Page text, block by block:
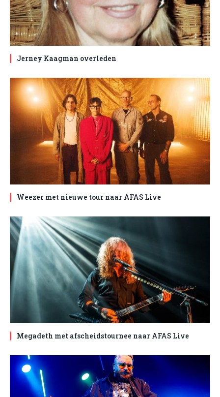
Jerney Kaagman overleden
Weezer met nieuwe tour naar AFAS Live
Megadeth met afscheidstournee naar AFAS Live